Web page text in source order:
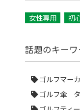
女性専用 初
話題のキーワ
ゴルフマー
ゴルフ傘 タ